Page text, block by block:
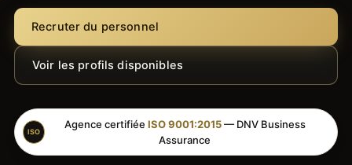
Recruter du personnel
Voir les profils disponibles
ISO
Agence certifiée ISO 9001:2015— DNV Business
Assurance